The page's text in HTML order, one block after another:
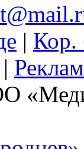
| Кор.
|